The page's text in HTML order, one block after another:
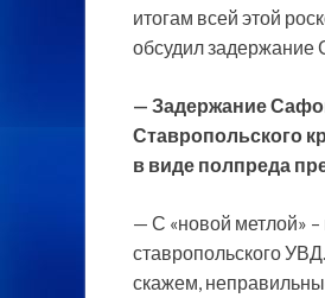
итогам всей этой
обсудил
— Задержание
Ставропольского
в виде полпреда
— С «новой метлой»
ставропольского
скажем,